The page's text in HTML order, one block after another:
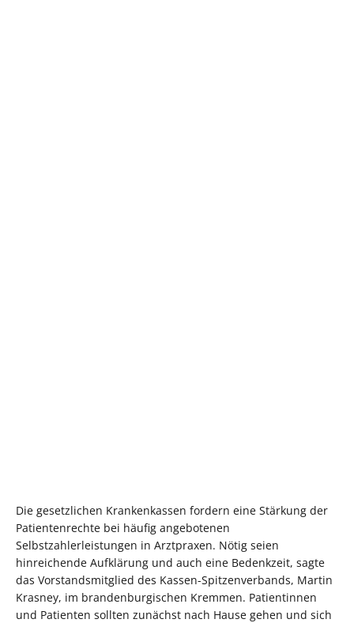
Die gesetzlichen Krankenkassen fordern eine Stärkung der
Patientenrechte bei häufig angebotenen
Selbstzahlerleistungen in Arztpraxen. Nötig seien
hinreichende Aufklärung und auch eine Bedenkzeit, sagte
das Vorstandsmitglied des Kassen-Spitzenverbands, Martin
Krasney, im brandenburgischen Kremmen. Patientinnen
und Patienten sollten zunächst nach Hause gehen und sich